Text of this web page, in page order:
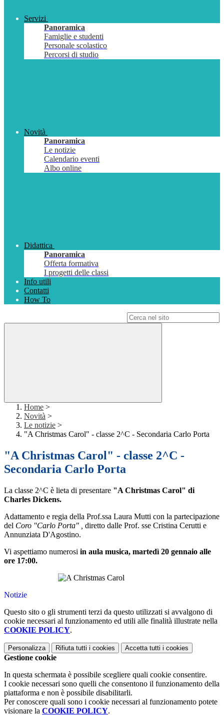
Servizi
Panoramica
Famiglie e studenti
Personale scolastico
Percorsi di studio
Novità
Panoramica
Le notizie
Calendario eventi
Albo online
Didattica
Panoramica
Offerta formativa
I progetti delle classi
Info utili
Contatti
How To
Home >
Novità >
Le notizie >
"A Christmas Carol" - classe 2^C - Secondaria Carlo Porta
"A Christmas Carol" - classe 2^C -
Secondaria Carlo Porta
La classe 2^C è lieta di presentare "A Christmas Carol" di
Charles Dickens.
Adattamento e regia della Prof.ssa Laura Mutti con la partecipazione
del Coro "Carlo Porta" , diretto dalle Prof. sse Cristina Cerutti e
Annunziata D'Agostino.
Vi aspettiamo numerosi in aula musica, martedì 20 gennaio alle
ore 17:00.
Notizie
Questo sito o gli strumenti terzi da questo utilizzati si avvalgono di
cookie necessari al funzionamento ed utili alle finalità illustrate nella
COOKIE POLICY.
Personalizza Rifiuta tutti i cookies Accetta tutti i cookies
Gestione cookie
In questa schermata è possibile scegliere quali cookie consentire.
I cookie necessari sono quelli che consentono il funzionamento della
piattaforma e non è possibile disabilitarli.
Per conoscere quali sono i cookie necessari al funzionamento potete
visionare la COOKIE POLICY.